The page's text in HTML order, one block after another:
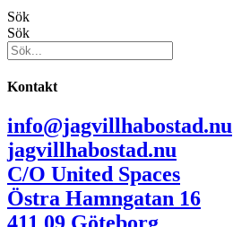
Sök
Sök
Kontakt
info@jagvillhabostad.nu
jagvillhabostad.nu
C/O United Spaces
Östra Hamngatan 16